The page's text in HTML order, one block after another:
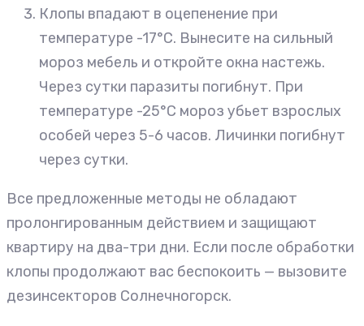
Клопы впадают в оцепенение при
температуре -17°С. Вынесите на сильный
мороз мебель и откройте окна настежь.
Через сутки паразиты погибнут. При
температуре -25°С мороз убьет взрослых
особей через 5-6 часов. Личинки погибнут
через сутки.
Все предложенные методы не обладают
пролонгированным действием и защищают
квартиру на два-три дни. Если после обработки
клопы продолжают вас беспокоить — вызовите
дезинсекторов Солнечногорск.